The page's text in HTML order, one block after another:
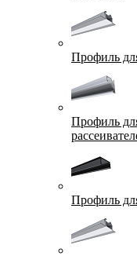
Профиль
Профиль
Профиль